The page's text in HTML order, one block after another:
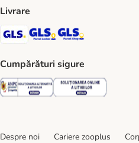
Livrare
GLS Shipping Method
GLS Locker Shipping
Cumpărături sigure
Security Security
Despre noi Cariere zooplus